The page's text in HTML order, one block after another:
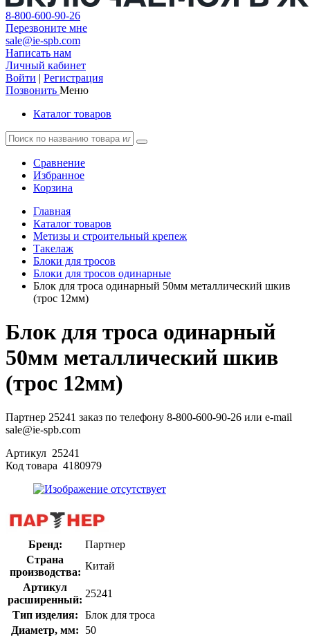
8-800-600-90-26
Перезвоните мне
sale@ie-spb.com
Написать нам
Личный кабинет
Войти | Регистрация
Позвонить Меню
Каталог товаров
Сравнение
Избранное
Корзина
Главная
Каталог товаров
Метизы и строительный крепеж
Такелаж
Блоки для тросов
Блоки для тросов одинарные
Блок для троса одинарный 50мм металлический шкив
(трос 12мм)
Блок для троса одинарный
50мм металлический шкив
(трос 12мм)
Партнер 25241 заказ по телефону 8-800-600-90-26 или e-mail
sale@ie-spb.com
Артикул 25241
Код товара 4180979
Бренд:
Партнер
Страна
производства:
Китай
Артикул
расширенный:
25241
Тип изделия:
Блок для троса
Диаметр, мм:
50